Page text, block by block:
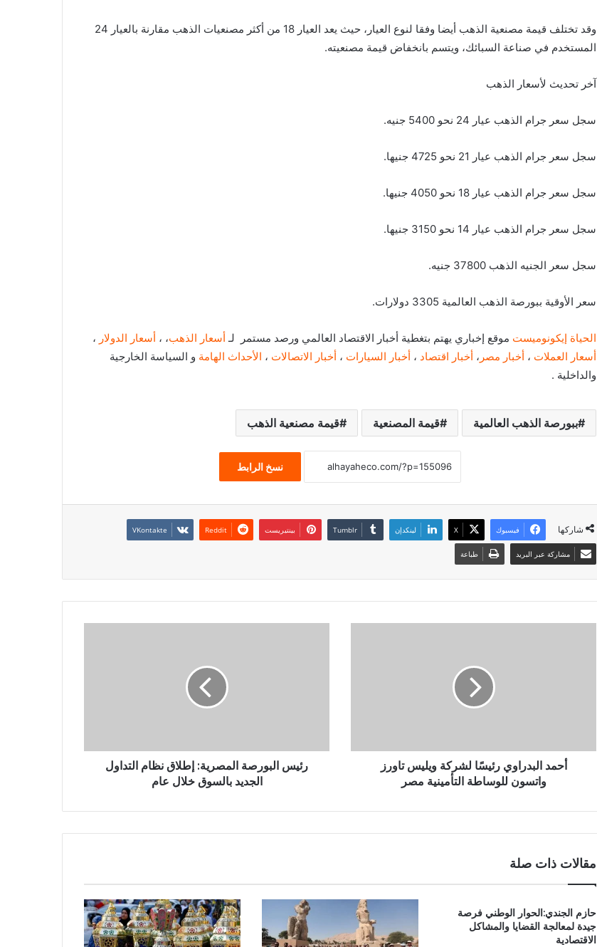
وقد تختلف قيمة مصنعية الذهب أيضا وفقا لنوع العيار، حيث يعد العيار 18 من أكثر مصنعيات الذهب مقارنة بالعيار 24
المستخدم في صناعة السبائك، ويتسم بانخفاض قيمة مصنعيته.
آخر تحديث لأسعار الذهب
سجل سعر جرام الذهب عيار 24 نحو 5400 جنيه.
سجل سعر جرام الذهب عيار 21 نحو 4725 جنيها.
سجل سعر جرام الذهب عيار 18 نحو 4050 جنيها.
سجل سعر جرام الذهب عيار 14 نحو 3150 جنيها.
سجل سعر الجنيه الذهب 37800 جنيه.
سعر الأوقية ببورصة الذهب العالمية 3305 دولارات.
الحياة إيكونوميست موقع إخباري يهتم بتغطية أخبار الاقتصاد العالمي ورصد مستمر لـأسعار الذهب، ، أسعار الدولار ،
أسعار العملات ، أخبار مصر ، أخبار اقتصاد ، أخبار السيارات ، أخبار الاتصالات ، الأحداث الهامة و السياسة الخارجية
والداخلية .
ببورصة الذهب العالمية قيمة المصنعية قيمة مصنعية الذهب
نسخ الرابط
شاركها فيسبوك X لينكدإن بينتيريست
مشاركة عبر البريد طباعة
أحمد البدراوي رئيسًا لشركة ويليس تاورز
واتسون للوساطة التأمينية مصر
رئيس البورصة المصرية: إطلاق نظام التداول
الجديد بالسوق خلال عام
مقالات ذات صلة
حازم الجندي:الحوار الوطني فرصة
جيدة لمعالجة القضايا والمشاكل
الاقتصادية‎